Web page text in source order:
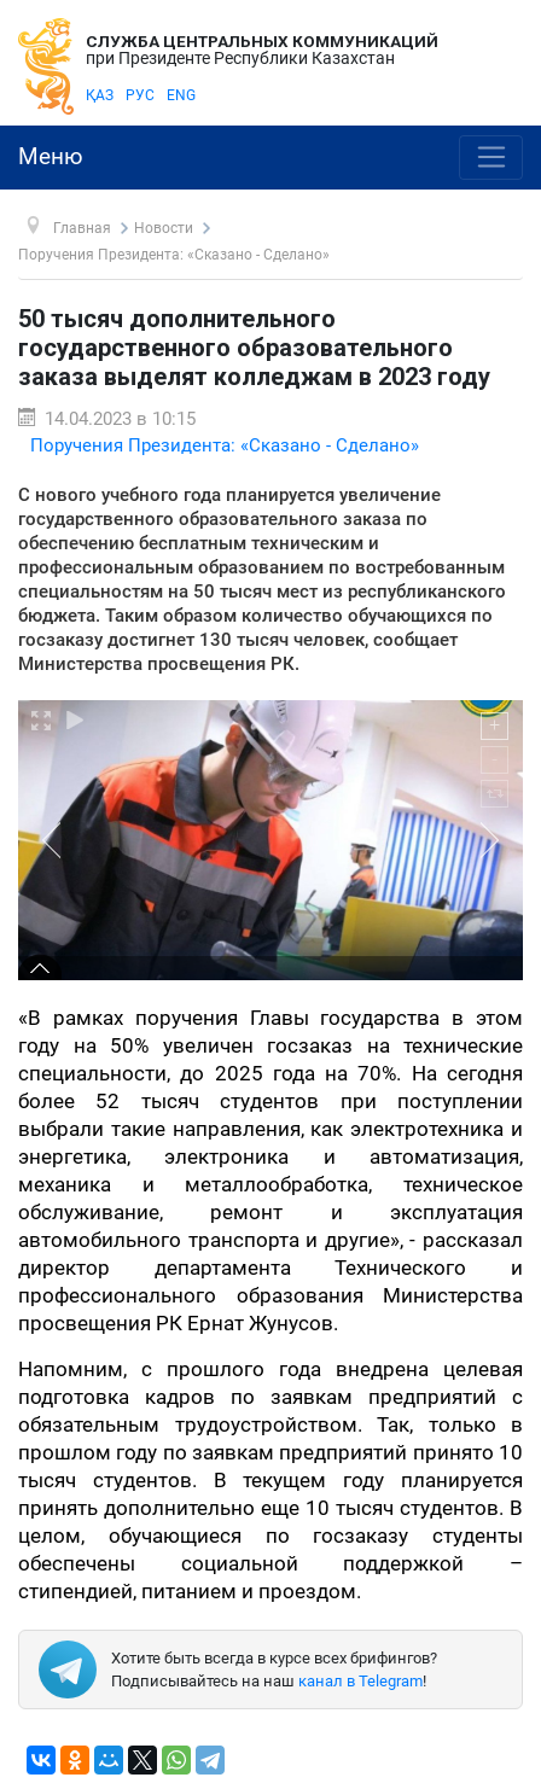
СЛУЖБА ЦЕНТРАЛЬНЫХ КОММУНИКАЦИЙ
при Президенте Республики Казахстан
ҚАЗ РУС ENG
Меню
Главная
Новости
Поручения Президента: «Сказано - Сделано»
50 тысяч дополнительного
государственного образовательного
заказа выделят колледжам в 2023 году
14.04.2023 в 10:15
Поручения Президента: «Сказано - Сделано»
С нового учебного года планируется увеличение
государственного образовательного заказа по
обеспечению бесплатным техническим и
профессиональным образованием по востребованным
специальностям на 50 тысяч мест из республиканского
бюджета. Таким образом количество обучающихся по
госзаказу достигнет 130 тысяч человек, сообщает
Министерства просвещения РК.
«В рамках поручения Главы государства в этом
году на 50% увеличен госзаказ на технические
специальности, до 2025 года на 70%. На сегодня
более 52 тысяч студентов при поступлении
выбрали такие направления, как электротехника и
энергетика, электроника и автоматизация,
механика и металлообработка, техническое
обслуживание, ремонт и эксплуатация
автомобильного транспорта и другие», - рассказал
директор департамента Технического и
профессионального образования Министерства
просвещения РК Ернат Жунусов.
Напомним, с прошлого года внедрена целевая
подготовка кадров по заявкам предприятий с
обязательным трудоустройством. Так, только в
прошлом году по заявкам предприятий принято 10
тысяч студентов. В текущем году планируется
принять дополнительно еще 10 тысяч студентов. В
целом, обучающиеся по госзаказу студенты
обеспечены социальной поддержкой –
стипендией, питанием и проездом.
Хотите быть всегда в курсе всех брифингов?
Подписывайтесь на наш канал в Telegram!